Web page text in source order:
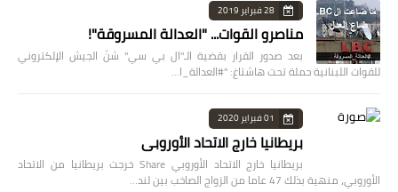
28 فبراير 2019
مناصرو القوات... "العدالة المسروقة"!
بعد صدور القرار بقضية الـ"ال بي سي" شنّ الجيش الإلكتروني
للقوات اللبنانية حملة تحت هاشتاغ: "#العدالة_ا…
01 فبراير 2020
بريطانيا خارج الاتحاد الأوروبي
بريطانيا خارج الاتحاد الأوروبي Share خرجت بريطانيا من الاتحاد
الأوروبي، منهية بذلك 47 عاما من الزواج الصاخب بين لند…